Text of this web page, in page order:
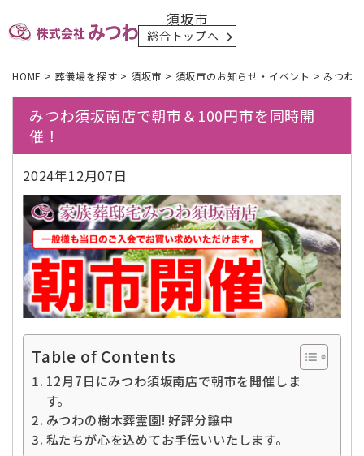
須坂市
総合トップへ
HOME > 葬儀場を探す > 須坂市 > 須坂市のお知らせ・イベント > みつわ
みつわ須坂南店で朝市＆100円市を同時開
催！
2024年12月07日
Table of Contents
12月7日にみつわ須坂南店で朝市を開催しま
す。
みつわの樹木葬霊園! 好評分譲中
私たちが心を込めてお手伝いいたします。